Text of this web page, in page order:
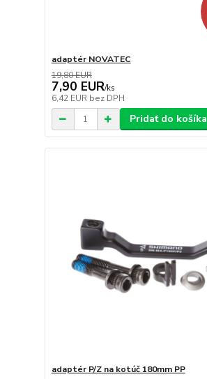
adaptér NOVATEC
19,80 EUR
7,90 EUR/ks
6,42 EUR bez DPH
Pridať do košíka
adaptér P/Z na kotúč 180mm PP